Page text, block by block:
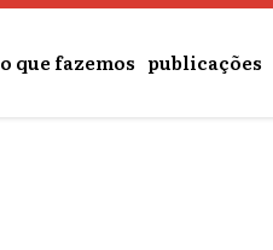
o que fazemos publicações